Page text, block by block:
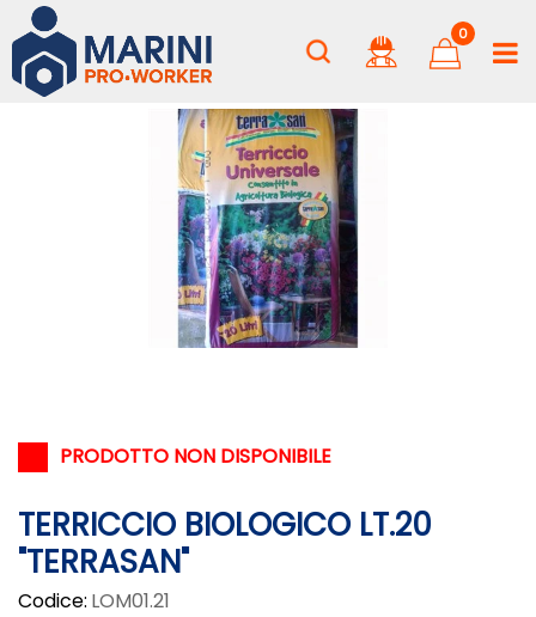
0
PRODOTTO NON DISPONIBILE
TERRICCIO BIOLOGICO LT.20
"TERRASAN"
Codice: LOM01.21